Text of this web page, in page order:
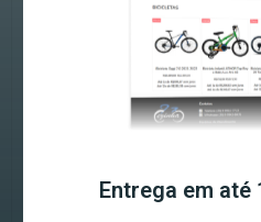
Entrega em